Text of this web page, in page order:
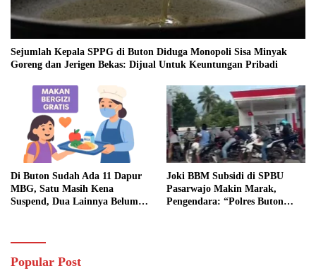
Sejumlah Kepala SPPG di Buton Diduga Monopoli Sisa Minyak
Goreng dan Jerigen Bekas: Dijual Untuk Keuntungan Pribadi
Di Buton Sudah Ada 11 Dapur
MBG, Satu Masih Kena
Suspend, Dua Lainnya Belum
Joki BBM Subsidi di SPBU
Pasarwajo Makin Marak,
Pengendara: “Polres Buton
Popular Post